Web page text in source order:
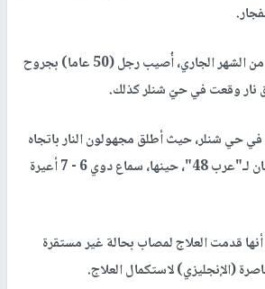
وفي اليوم الحادي عشر من الشهر الجاري، أُصيب رجل (50 عاما) بجروح
نار وقعت في حيّ شنلر كذلك.
حي شنلر، حيث أطلق مجهولون النار باتجاه
الضحية. وأكد شهود عيان لـ"عرب 48"، حينها، سماع دوي 6 - 7 أعيرة
قدمت العلاج لمصاب بحالة غير مستقرة
(الإنجليزي) لاستكمال العلاج.